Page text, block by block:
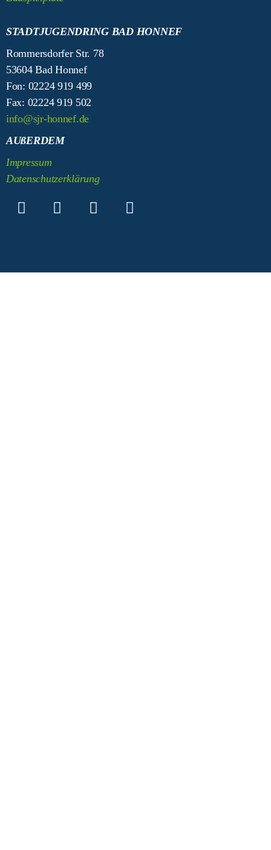
STADTJUGENDRING BAD HONNEF
Rommersdorfer Str. 78
53604 Bad Honnef
Fon: 02224 919 499
Fax: 02224 919 502
info@sjr-honnef.de
AUßERDEM
Impressum
Datenschutzerklärung